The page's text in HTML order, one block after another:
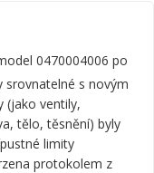
0470004006 po
srovnatelné s novým
(jako ventily,
tělo, těsnění) byly
limity
protokolem z